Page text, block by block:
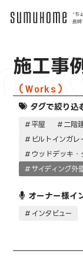
“ち
長崎
施工事
Works
タグで絞り込
平屋 二階
ビルトインガレ
ウッドデッキ・
サイディング外
オーナー様イ
インタビュー